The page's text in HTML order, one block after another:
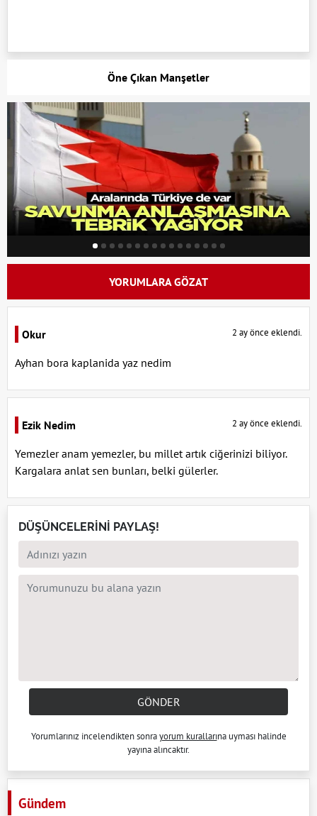
Öne Çıkan Manşetler
YORUMLARA GÖZAT
Okur 2 ay önce eklendi.
Ayhan bora kaplanida yaz nedim
Ezik Nedim 2 ay önce eklendi.
Yemezler anam yemezler, bu millet artık ciğerinizi biliyor.
Kargalara anlat sen bunları, belki gülerler.
DÜŞÜNCELERİNİ PAYLAŞ!
GÖNDER
Yorumlarınız incelendikten sonrayorum kurallarına uyması halinde
yayına alıncaktır.
Gündem